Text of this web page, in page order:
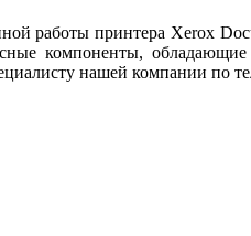
работы принтера Xerox
компоненты,
нашей компании по